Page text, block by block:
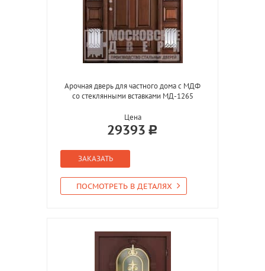
Арочная дверь для частного дома с МДФ
со стеклянными вставками МД-1265
Цена
29393
ЗАКАЗАТЬ
ПОСМОТРЕТЬ В ДЕТАЛЯХ